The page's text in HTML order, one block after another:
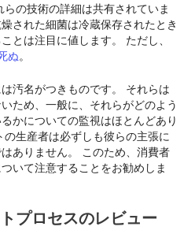
の技術の詳細は共有されていま
された細菌は冷蔵保存されたとき
とは注目に値します。 ただし、
ぬ。
汚名がつきものです。 それらは
ため、一般に、それらがどのよう
かについての監視はほとんどあり
生産者は必ずしも彼らの主張に
ありません。 このため、消費者
いて注意することをお勧めしま
プロセスのレビュー